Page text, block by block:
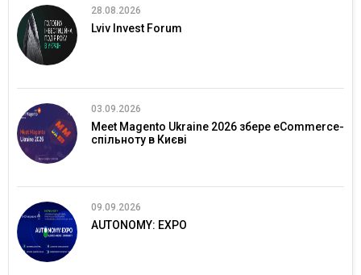
28.08.2026
Lviv Invest Forum
03.09.2026
Meet Magento Ukraine 2026 збере eCommerce-
спільноту в Києві
09.09.2026
AUTONOMY: EXPO